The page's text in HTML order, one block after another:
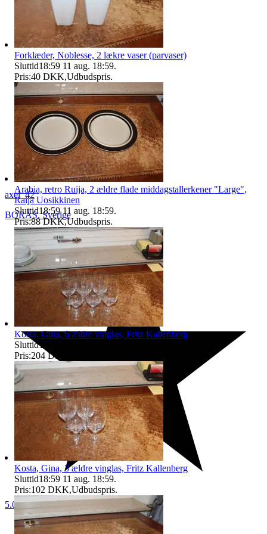
axel_42
BORÅS,Sverige
5.0
Forklæder, Noblesse, 2 lækre vaser (parvaser)
Sluttid18:59 11 aug. 18:59.
Pris:40 DKK,Udbudspris.
Arabia, retro Ruija, 2 ældre flade middagstallerkener "Large",
Raija Uosikkinen
Sluttid18:59 11 aug. 18:59.
Pris:88 DKK,Udbudspris.
Kosta, Gina, 6 ældre vinglas, Fritz Kallenberg
Sluttid18:59
Pris:204 DKK
Kosta, Gina, 3 ældre vinglas, Fritz Kallenberg
Sluttid18:59 11 aug. 18:59.
Pris:102 DKK,Udbudspris.